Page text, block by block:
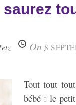
On 8
Tout tout
bébé : le